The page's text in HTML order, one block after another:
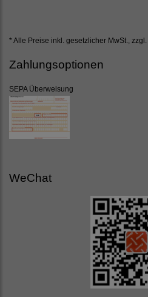
* Alle Preise inkl. gesetzlicher MwSt., zzgl.
Zahlungsoptionen
SEPA Überweisung
WeChat